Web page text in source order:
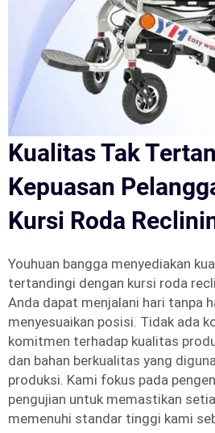
Kualitas Tak
Kepuasan
Kursi Roda
Youhuan bangga menyediakan
tertandingi dengan kursi roda
Anda dapat menjalani hari tanpa
menyesuaikan posisi. Tidak ada
komitmen terhadap kualitas
dan bahan berkualitas yang
produksi. Kami fokus pada
pengujian untuk memastikan
memenuhi standar tinggi kami